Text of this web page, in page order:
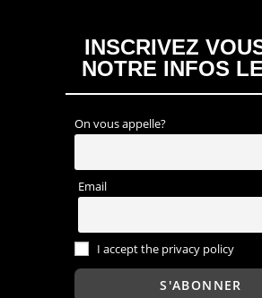
INSCRIVEZ
NOTRE INFOS
On vous appelle?
Email
I accept the privacy policy